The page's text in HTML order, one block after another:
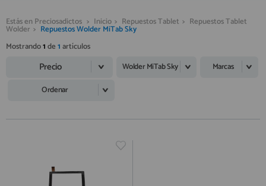
REPUESTOS VIDEOCONSOLAS
REPUESTOS MACBOOK
REPUESTOS OTROS DISPOSITIVOS
REPUESTOS PORTÁTILES
IC CHIP / FPC
MÓVILES REACONDICIONADOS
Regístrate en un momento
¿ERES NUEVO?
Estás en Preciosadictos > Inicio > Repuestos Tablet > Repuestos Tablet
Wolder > Repuestos Wolder MiTab Sky
Mostrando1de1artículos
Precio Wolder MiTab Sky
Marcas
Ordenar